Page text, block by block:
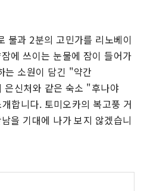
불과 2분의 고민가를 리노베이
에 쓰이는 눈물에 잠이 들어가
는 소원이 담긴 "약간
신처와 같은 숙소 "후나야
합니다. 토미오카의 복고풍 거
을 기대에 나가 보지 않겠습니